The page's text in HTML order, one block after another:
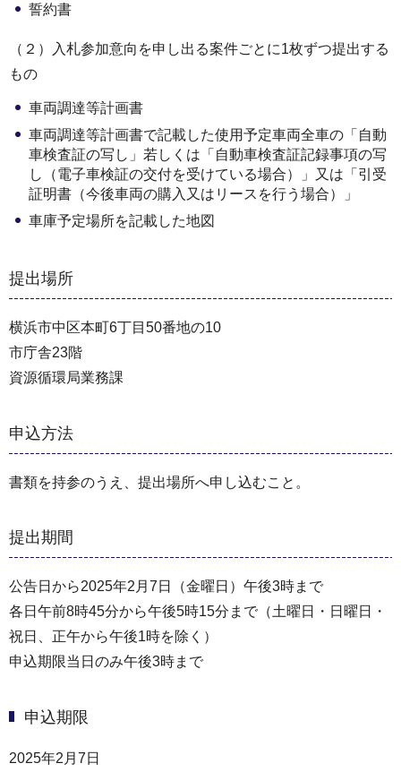
誓約書
（２）入札参加意向を申し出る案件ごとに1枚ずつ提出する
もの
車両調達等計画書
車両調達等計画書で記載した使用予定車両全車の「自動
車検査証の写し」若しくは「自動車検査証記録事項の写
し（電子車検証の交付を受けている場合）」又は「引受
証明書（今後車両の購入又はリースを行う場合）」
車庫予定場所を記載した地図
提出場所
横浜市中区本町6丁目50番地の10
市庁舎23階
資源循環局業務課
申込方法
書類を持参のうえ、提出場所へ申し込むこと。
提出期間
公告日から2025年2月7日（金曜日）午後3時まで
各日午前8時45分から午後5時15分まで（⼟曜日・⽇曜日・
祝⽇、正午から午後1時を除く）
申込期限当日のみ午後3時まで
申込期限
2025年2月7日